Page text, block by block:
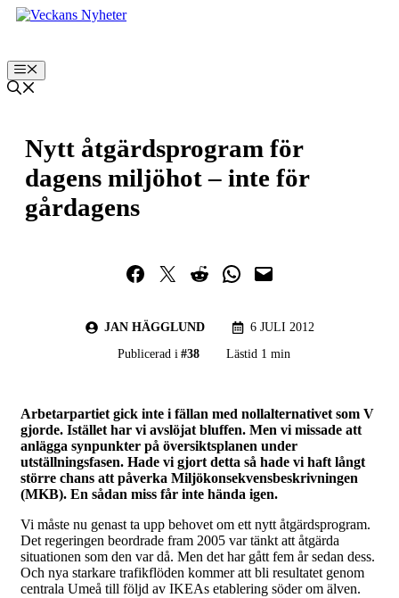
Hoppa
Meny
Nytt åtgärdsprogram för
dagens miljöhot – inte för
gårdagens
Dela på Facebook
Dela på TwitterDela på RedditDela i WhatsApp
Maila en länk
JAN HÄGGLUND
6 JULI 2012
Publicerad i #38 Lästid 1 min
Arbetarpartiet gick inte i fällan med nollalternativet som V
gjorde. Istället har vi avslöjat bluffen. Men vi missade att
anlägga synpunkter på översiktsplanen under
utställningsfasen. Hade vi gjort detta så hade vi haft långt
större chans att påverka Miljökonsekvensbeskrivningen
(MKB). En sådan miss får inte hända igen.
Vi måste nu genast ta upp behovet om ett nytt åtgärdsprogram.
Det regeringen beordrade fram 2005 var tänkt att åtgärda
situationen som den var då. Men det har gått fem år sedan dess.
Och nya starkare trafikflöden kommer att bli resultatet genom
centrala Umeå till följd av IKEAs etablering söder om älven.